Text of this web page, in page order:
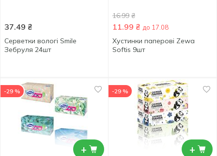
37.49 ₴
Серветки вологі Smile
Зебруля 24шт
16.99 ₴
11.99 ₴ до 17.08
Хустинки паперові Zewa
Softis 9шт
+
-29 %
+
-29 %